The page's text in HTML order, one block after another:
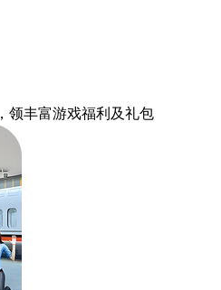
，领丰富游戏福利 及礼包